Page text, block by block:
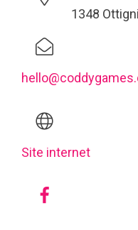
1348
Site internet